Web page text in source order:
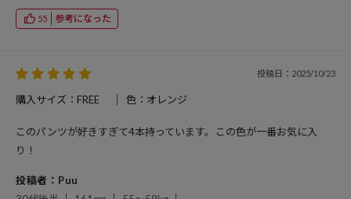
55 参考になった
投稿日：2025/10/23
購入サイズ：FREE 色：オレンジ
このパンツが好きすぎて4本持っています。この色が一番お気に入
り！
投稿者：Puu